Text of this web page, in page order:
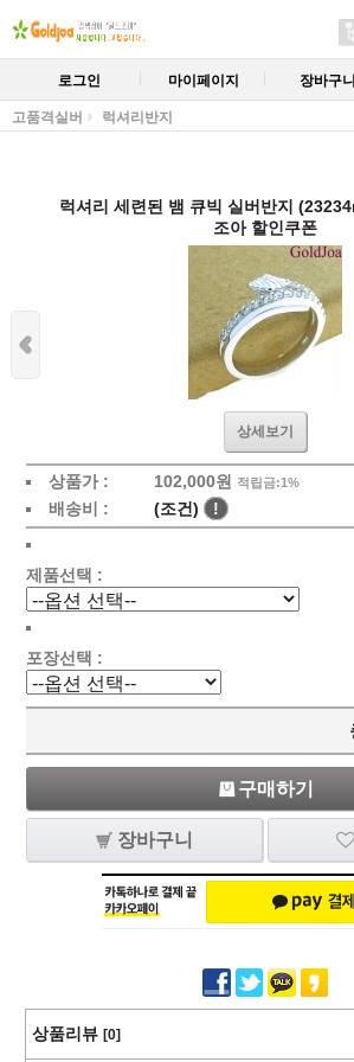
로그인 마이페이지 장바구니
고품격실버 럭셔리반지
럭셔리 세련된 뱀 큐빅 실버반지
조아 할인쿠폰
상세보기
상품가 : 102,000원 적립금:1%
배송비 : (조건) !
제품선택 :
포장선택 :
구매하기
장바구니
상품리뷰 [0]